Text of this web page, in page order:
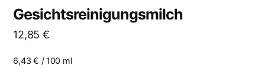
Gesichtsreinigungsmilch
12,85 €
6,43€ / 100 ml